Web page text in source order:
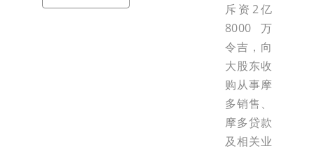
斥资2亿
8000万
令吉，向
大股东收
购从事摩
多销售、
摩多贷款
及相关业